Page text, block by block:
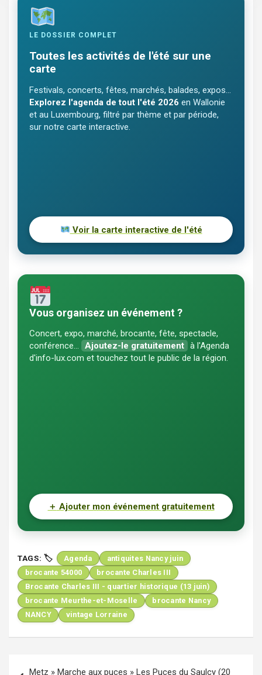
LE DOSSIER COMPLET
Toutes les activités de l'été sur une
carte
Festivals, concerts, fêtes, marchés, balades, expos…
Explorez l'agenda de tout l'été 2026 en Wallonie
et au Luxembourg, filtré par thème et par période,
sur notre carte interactive.
Voir la carte interactive de l'été
Vous organisez un événement ?
Concert, expo, marché, brocante, fête, spectacle,
conférence…
Ajoutez-le gratuitement à l'Agenda
d'info-lux.com et touchez tout le public de la région.
＋ Ajouter mon événement gratuitement
TAGS: Agenda
antiquites Nancy juin
brocante 54000
brocante Charles III
Brocante Charles III - quartier historique (13 juin)
brocante Meurthe-et-Moselle
brocante Nancy
NANCY
vintage Lorraine
Metz » Marche aux puces » Les Puces du Saulcy (20